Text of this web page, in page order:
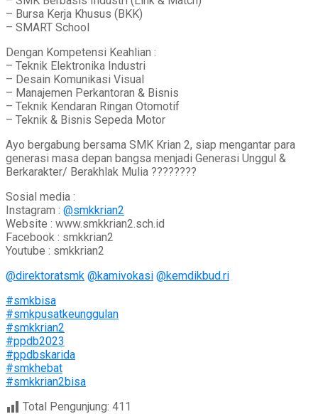
– Bursa Kerja Khusus (BKK)
– SMART School
Dengan Kompetensi Keahlian :
– Teknik Elektronika Industri
– Desain Komunikasi Visual
– Manajemen Perkantoran & Bisnis
– Teknik Kendaran Ringan Otomotif
– Teknik & Bisnis Sepeda Motor
Ayo bergabung bersama SMK Krian 2, siap mengantar para
generasi masa depan bangsa menjadi Generasi Unggul &
Berkarakter/ Berakhlak Mulia ????????
Sosial media :
Instagram : @smkkrian2
Website : www.smkkrian2.sch.id
Facebook : smkkrian2
Youtube : smkkrian2
@direktoratsmk @kamivokasi @kemdikbud.ri
#smkbisa
#smkpusatkeunggulan
#smkkrian2
#ppdb2023
#ppdbskarida
#smkhebat
#smkkrian2bisa
Total Pengunjung: 411